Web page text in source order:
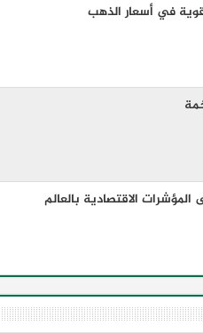
في أسعار الذهب
الاقتصادية بالعالم